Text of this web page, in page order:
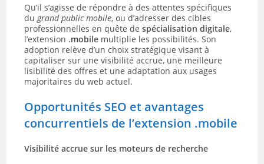
Qu’il s’agisse de répondre à des attentes spécifiques
dugrand public mobile, ou d’adresser des cibles
professionnelles en quête despécialisation digitale,
l’extension .mobile multiplie les possibilités. Son
adoption relève d’un choix stratégique visant à
capitaliser sur une visibilité accrue, une meilleure
lisibilité des offres et une adaptation aux usages
majoritaires du web actuel.
Opportunités SEO et avantages
concurrentiels de l’extension .mobile
Visibilité accrue sur les moteurs de recherche